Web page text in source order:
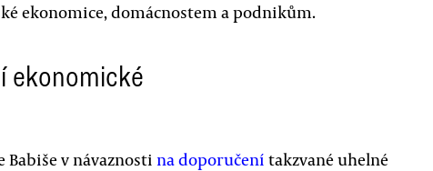
ekonomice, domácnostem a podnikům.
ekonomické
Babiše v návaznosti na doporučení takzvané uhelné